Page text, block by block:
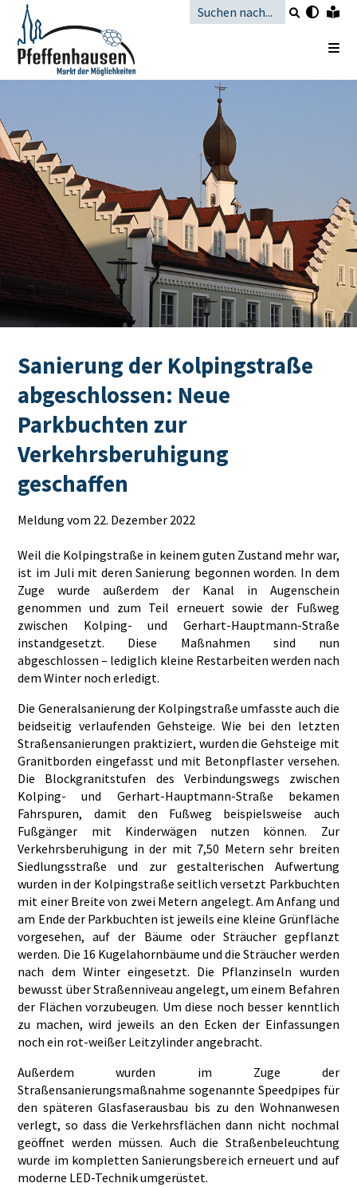
Sanierung der Kolpingstraße
abgeschlossen: Neue
Parkbuchten zur
Verkehrsberuhigung
geschaffen
Meldung vom 22. Dezember 2022
Weil die Kolpingstraße in keinem guten Zustand mehr war,
ist im Juli mit deren Sanierung begonnen worden. In dem
Zuge wurde außerdem der Kanal in Augenschein
genommen und zum Teil erneuert sowie der Fußweg
zwischen Kolping- und Gerhart-Hauptmann-Straße
instandgesetzt. Diese Maßnahmen sind nun
abgeschlossen – lediglich kleine Restarbeiten werden nach
dem Winter noch erledigt.
Die Generalsanierung der Kolpingstraße umfasste auch die
beidseitig verlaufenden Gehsteige. Wie bei den letzten
Straßensanierungen praktiziert, wurden die Gehsteige mit
Granitborden eingefasst und mit Betonpflaster versehen.
Die Blockgranitstufen des Verbindungswegs zwischen
Kolping- und Gerhart-Hauptmann-Straße bekamen
Fahrspuren, damit den Fußweg beispielsweise auch
Fußgänger mit Kinderwägen nutzen können. Zur
Verkehrsberuhigung in der mit 7,50 Metern sehr breiten
Siedlungsstraße und zur gestalterischen Aufwertung
wurden in der Kolpingstraße seitlich versetzt Parkbuchten
mit einer Breite von zwei Metern angelegt. Am Anfang und
am Ende der Parkbuchten ist jeweils eine kleine Grünfläche
vorgesehen, auf der Bäume oder Sträucher gepflanzt
werden. Die 16 Kugelahornbäume und die Sträucher werden
nach dem Winter eingesetzt. Die Pflanzinseln wurden
bewusst über Straßenniveau angelegt, um einem Befahren
der Flächen vorzubeugen. Um diese noch besser kenntlich
zu machen, wird jeweils an den Ecken der Einfassungen
noch ein rot-weißer Leitzylinder angebracht.
Außerdem wurden im Zuge der
Straßensanierungsmaßnahme sogenannte Speedpipes für
den späteren Glasfaserausbau bis zu den Wohnanwesen
verlegt, so dass die Verkehrsflächen dann nicht nochmal
geöffnet werden müssen. Auch die Straßenbeleuchtung
wurde im kompletten Sanierungsbereich erneuert und auf
moderne LED-Technik umgerüstet.